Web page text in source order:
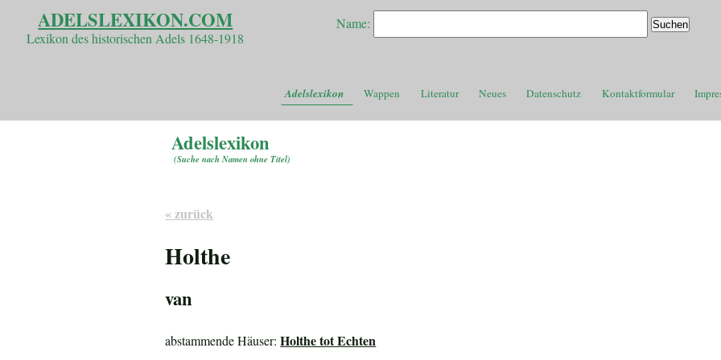
ADELSLEXIKON.COM
Lexikon des historischen Adels 1648-1918
Name:
Adelslexikon Wappen Literatur Neues Datenschutz Kontaktformular
Adelslexikon
(Suche nach Namen ohne Titel)
« zurück
Holthe
van
abstammende Häuser:Holthe tot Echten